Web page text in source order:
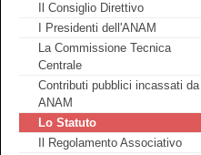
Il Consiglio Direttivo
I Presidenti dell'ANAM
La Commissione Tecnica
Centrale
Contributi pubblici incassati da
ANAM
Lo Statuto
Il Regolamento Associativo